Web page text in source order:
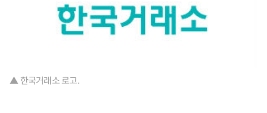
▲ 한국거래소 로고.